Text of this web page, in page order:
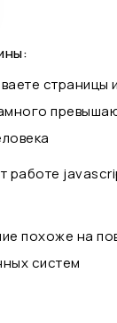
страницы
работе
похоже на
систем